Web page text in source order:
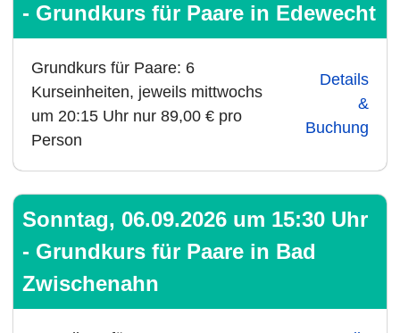
- Grundkurs für Paare in Edewecht
Grundkurs für Paare: 6
Kurseinheiten, jeweils mittwochs
um 20:15 Uhr nur 89,00 € pro
Person
Details
&
Buchung
Sonntag, 06.09.2026 um 15:30 Uhr
- Grundkurs für Paare in Bad
Zwischenahn